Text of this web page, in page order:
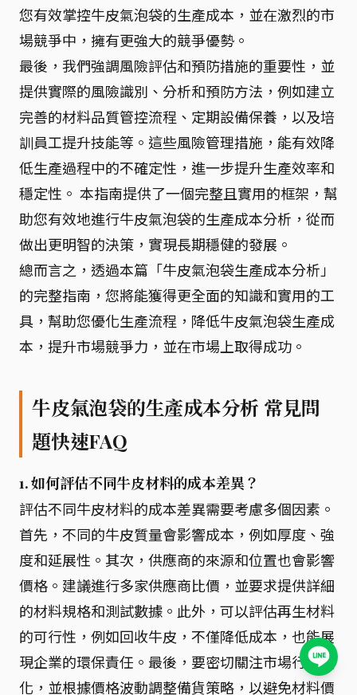
您有效掌控牛皮氣泡袋的生產成本，並在激烈的市
場競爭中，擁有更強大的競爭優勢。
最後，我們強調風險評估和預防措施的重要性，並
提供實際的風險識別、分析和預防方法，例如建立
完善的材料品質管控流程、定期設備保養，以及培
訓員工提升技能等。這些風險管理措施，能有效降
低生產過程中的不確定性，進一步提升生產效率和
穩定性。 本指南提供了一個完整且實用的框架，幫
助您有效地進行牛皮氣泡袋的生產成本分析，從而
做出更明智的決策，實現長期穩健的發展。
總而言之，透過本篇「牛皮氣泡袋生產成本分析」
的完整指南，您將能獲得更全面的知識和實用的工
具，幫助您優化生產流程，降低牛皮氣泡袋生產成
本，提升市場競爭力，並在市場上取得成功。
牛皮氣泡袋的生產成本分析 常見問
題快速FAQ
1. 如何評估不同牛皮材料的成本差異？
評估不同牛皮材料的成本差異需要考慮多個因素。
首先，不同的牛皮質量會影響成本，例如厚度、強
度和延展性。其次，供應商的來源和位置也會影響
價格。建議進行多家供應商比價，並要求提供詳細
的材料規格和測試數據。此外，可以評估再生材料
的可行性，例如回收牛皮，不僅降低成本，也能展
現企業的環保責任。最後，要密切關注市場行情變
化，並根據價格波動調整備貨策略，以避免材料價